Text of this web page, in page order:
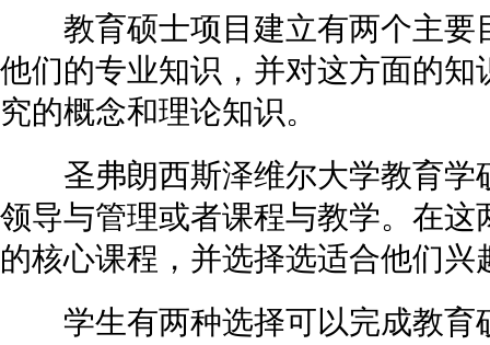
教育硕士项目建立有两个主要
他们的专业知识，并对这方面的
究的概念和理论知识。
圣弗朗西斯泽维尔大学教育学
领导与管理或者课程与教学。在
的核心课程，并选择选适合他们兴
学生有两种选择可以完成教育